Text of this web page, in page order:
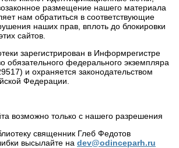
размещение нашего материала
нам обратиться в соответствующие
наших прав, вплоть до блокировки
сайтов.
зарегистрирован в Информрегистре
обязательного федерального экземпляра
и охраняется законодательством
Федерации.
возможно только с нашего разрешения
священник Глеб Федотов
высылайте на dev@odinceparh.ru